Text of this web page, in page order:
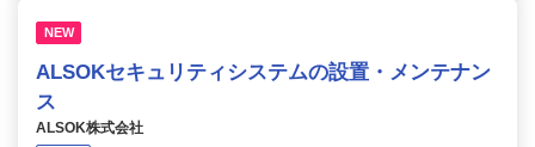
NEW
ALSOKセキュリティシステムの設置・メンテナン
ス
ALSOK株式会社